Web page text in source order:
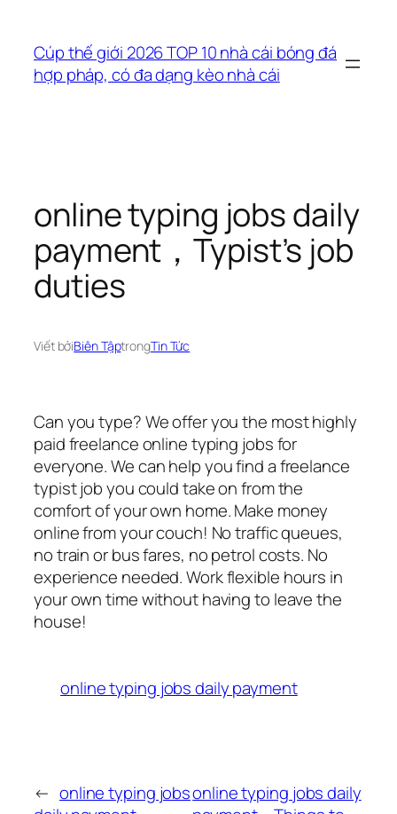
phầnCúp thế giới 2026 TOP 10 nhà cái bóng đá
hợp pháp, có đa dạng kèo nhà cái
online typing jobs daily
payment，Typist’s job
duties
Viết bởiBiên TậptrongTin Tức
Can you type? We offer you the most highly
paid freelance online typing jobs for
everyone. We can help you find a freelance
typist job you could take on from the
comfort of your own home. Make money
online from your couch! No traffic queues,
no train or bus fares, no petrol costs. No
experience needed. Work flexible hours in
your own time without having to leave the
house!
online typing jobs daily payment
← online typing jobsonline typing jobs daily